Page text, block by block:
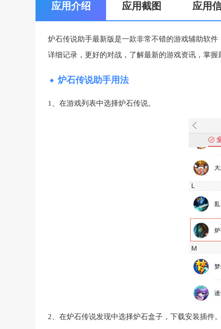
应用介绍 应用截图 应用
炉石传说助手最新版是一款非常不错的游戏辅助软
详细记录，更好的对战，了解最新的游戏资讯，掌
炉石传说助手用法
1、在游戏列表中选择炉石传说。
2、在炉石传说发现中选择炉石盒子，下载安装插件